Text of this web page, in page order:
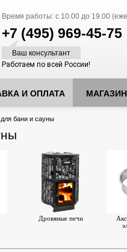
Время работы: с 10.00 до 19.00
+7 (495) 969-45-75
Ваш консультант
Работаем по всей России!
И ОПЛАТА МАГАЗИН
бани и сауны
Дровяные печи